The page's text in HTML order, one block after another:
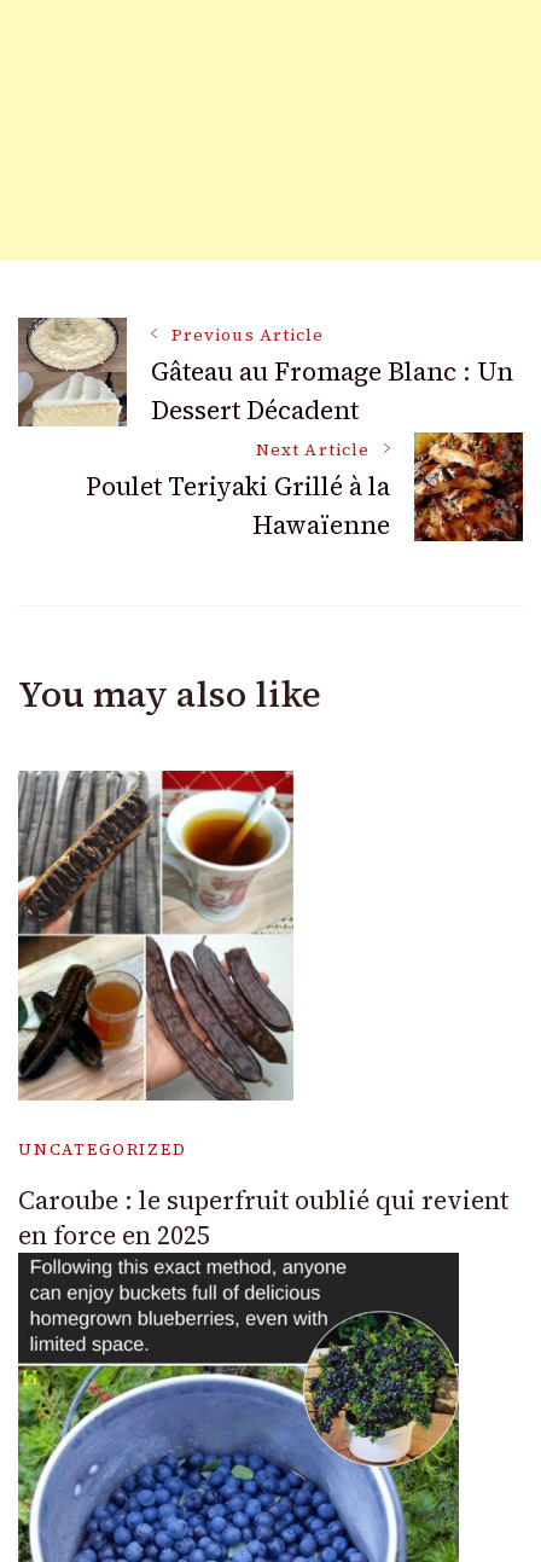
Post
Navigation
Previous Article
Gâteau au Fromage Blanc : Un
Dessert Décadent
Next Article
Poulet Teriyaki Grillé à la
Hawaïenne
You may also like
UNCATEGORIZED
Caroube : le superfruit oublié qui revient
en force en 2025